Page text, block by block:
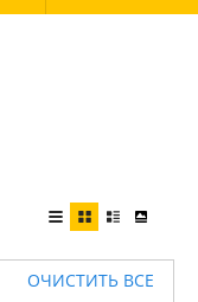
ОЧИСТИТЬ ВСЕ